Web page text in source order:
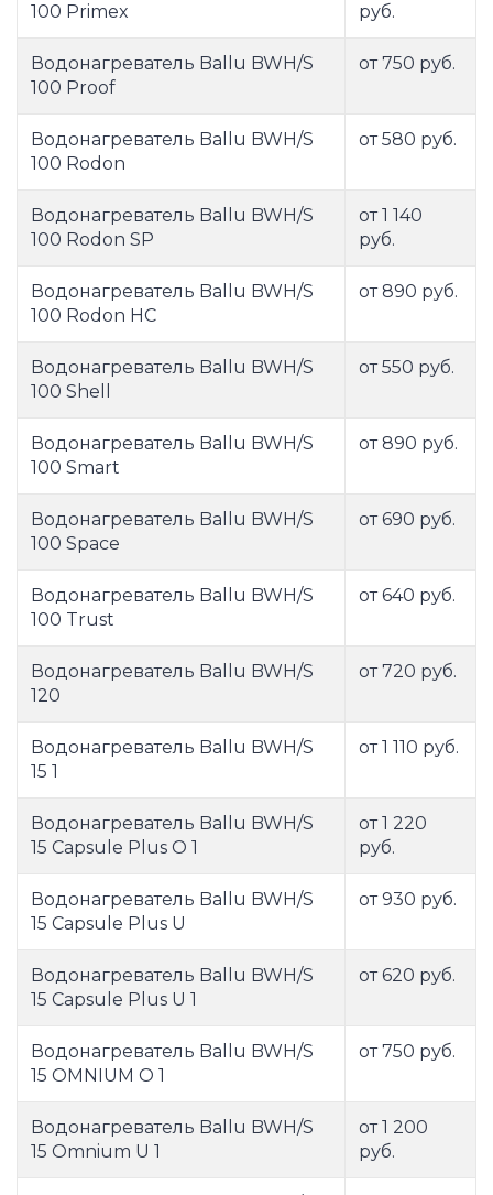
100 Primex
руб.
Водонагреватель Ballu BWH/S
100 Proof
от 750 руб.
Водонагреватель Ballu BWH/S
100 Rodon
от 580 руб.
Водонагреватель Ballu BWH/S
100 Rodon SP
от 1 140
руб.
Водонагреватель Ballu BWH/S
100 Rodon НС
от 890 руб.
Водонагреватель Ballu BWH/S
100 Shell
от 550 руб.
Водонагреватель Ballu BWH/S
100 Smart
от 890 руб.
Водонагреватель Ballu BWH/S
100 Space
от 690 руб.
Водонагреватель Ballu BWH/S
100 Trust
от 640 руб.
Водонагреватель Ballu BWH/S
120
от 720 руб.
Водонагреватель Ballu BWH/S
15 1
от 1 110 руб.
Водонагреватель Ballu BWH/S
15 Capsule Plus O 1
от 1 220
руб.
Водонагреватель Ballu BWH/S
15 Capsule Plus U
от 930 руб.
Водонагреватель Ballu BWH/S
15 Capsule Plus U 1
от 620 руб.
Водонагреватель Ballu BWH/S
15 OMNIUM O 1
от 750 руб.
Водонагреватель Ballu BWH/S
15 Omnium U 1
от 1 200
руб.